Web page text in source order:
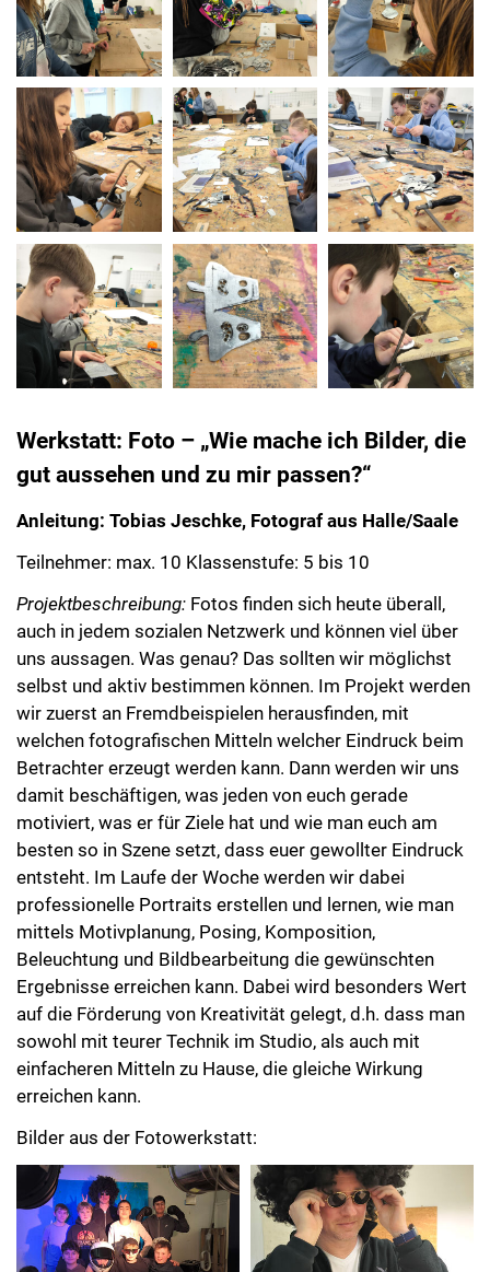
Werkstatt: Foto – „Wie mache ich Bilder, die
gut aussehen und zu mir passen?“
Anleitung: Tobias Jeschke, Fotograf aus Halle/Saale
Teilnehmer: max. 10 Klassenstufe: 5 bis 10
Projektbeschreibung: Fotos finden sich heute überall,
auch in jedem sozialen Netzwerk und können viel über
uns aussagen. Was genau? Das sollten wir möglichst
selbst und aktiv bestimmen können. Im Projekt werden
wir zuerst an Fremdbeispielen herausfinden, mit
welchen fotografischen Mitteln welcher Eindruck beim
Betrachter erzeugt werden kann. Dann werden wir uns
damit beschäftigen, was jeden von euch gerade
motiviert, was er für Ziele hat und wie man euch am
besten so in Szene setzt, dass euer gewollter Eindruck
entsteht. Im Laufe der Woche werden wir dabei
professionelle Portraits erstellen und lernen, wie man
mittels Motivplanung, Posing, Komposition,
Beleuchtung und Bildbearbeitung die gewünschten
Ergebnisse erreichen kann. Dabei wird besonders Wert
auf die Förderung von Kreativität gelegt, d.h. dass man
sowohl mit teurer Technik im Studio, als auch mit
einfacheren Mitteln zu Hause, die gleiche Wirkung
erreichen kann.
Bilder aus der Fotowerkstatt: